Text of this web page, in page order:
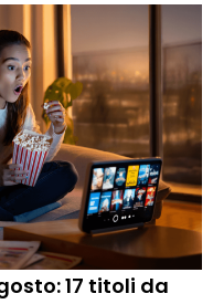
17 titoli da